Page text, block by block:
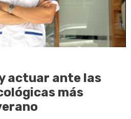
actuar ante las
más